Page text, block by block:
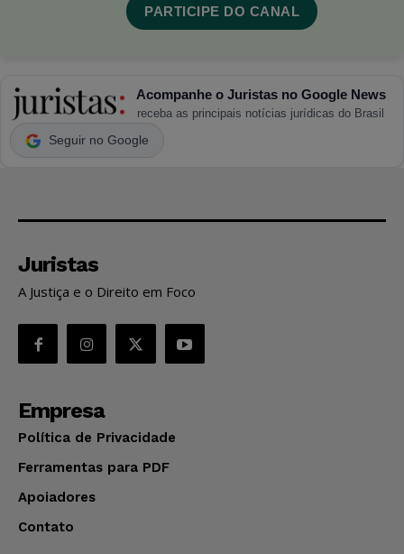
PARTICIPE DO CANAL
Acompanhe o Juristas no Google News
receba as principais notícias jurídicas do Brasil
Seguir no Google
Juristas
A Justiça e o Direito em Foco
Empresa
Política de Privacidade
Ferramentas para PDF
Apoiadores
Contato